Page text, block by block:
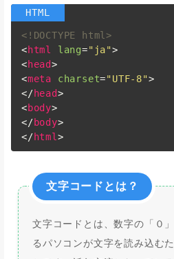
<!DOCTYPE html>
<html lang="ja">
<head>
<meta charset="UTF-8">
</head>
<body>
</body>
</html >
文字コードとは？
文字コードとは、数字の「０
るパソコンが文字を読み込む